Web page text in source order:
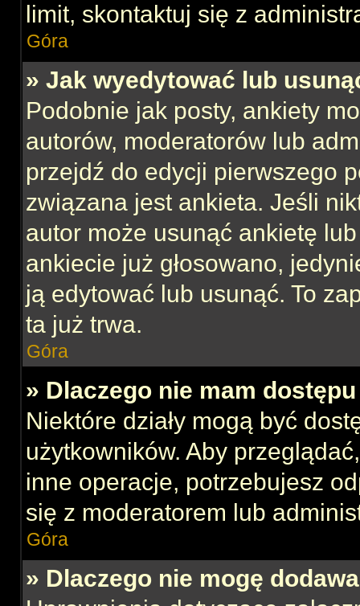
limit, skontaktuj się z
Góra
» Jak wyedytować lub
Podobnie jak posty, ankiety
autorów, moderatorów lub
przejdź do edycji pierwszego
związana jest ankieta. Jeśli
autor może usunąć ankietę
ankiecie już głosowano,
ją edytować lub usunąć. To
ta już trwa.
Góra
» Dlaczego nie mam dostępu
Niektóre działy mogą być
użytkowników. Aby
inne operacje, potrzebujesz
się z moderatorem lub
Góra
» Dlaczego nie mogę